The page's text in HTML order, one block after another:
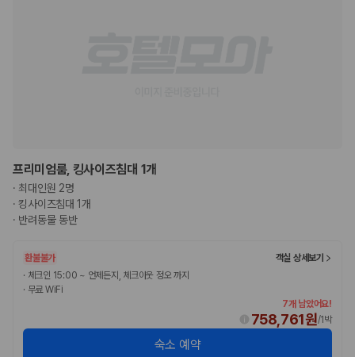
프리미엄룸, 킹사이즈침대 1개
· 최대인원 2명
·킹사이즈침대 1개
· 반려동물 동반
환불불가
객실 상세보기
· 체크인 15:00 ~ 언제든지, 체크아웃 정오 까지
· 무료 WiFi
7개 남았어요!
758,761원/1박
숙소 예약